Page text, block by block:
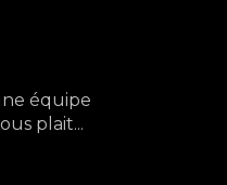
équipe
plait...